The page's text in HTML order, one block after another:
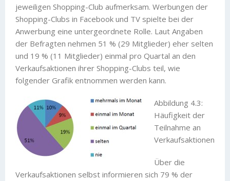
jeweiligen Shopping-Club aufmerksam. Werbungen der
Shopping-Clubs in Facebook und TV spielte bei der
Anwerbung eine untergeordnete Rolle. Laut Angaben
der Befragten nehmen 51 % (29 Mitglieder) eher selten
und 19 % (11 Mitglieder) einmal pro Quartal an den
Verkaufsaktionen ihrer Shopping-Clubs teil, wie
folgender Grafik entnommen werden kann.
Abbildung 4.3:
Häufigkeit der
Teilnahme an
Verkaufsaktionen
Über die
Verkaufsaktionen selbst informieren sich 79 % der